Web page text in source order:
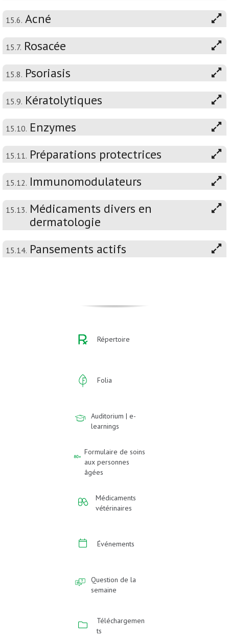
15.6. Acné
15.7. Rosacée
15.8. Psoriasis
15.9. Kératolytiques
15.10. Enzymes
15.11. Préparations protectrices
15.12. Immunomodulateurs
15.13. Médicaments divers en
dermatologie
15.14. Pansements actifs
Répertoire
Folia
Auditorium | e-
learnings
Formulaire de soins
aux personnes
âgées
Médicaments
vétérinaires
Événements
Question de la
semaine
Téléchargemen
ts